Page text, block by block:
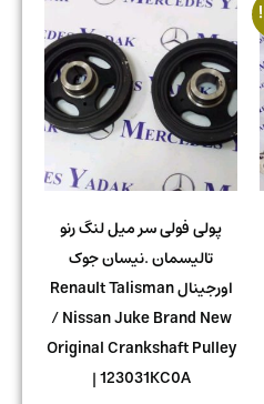
پولی فولی سر میل لنگ رنو
تالیسمان .نیسان جوک
اورجینال Renault Talisman
/ Nissan Juke Brand New
Original Crankshaft Pulley
| 123031KC0A